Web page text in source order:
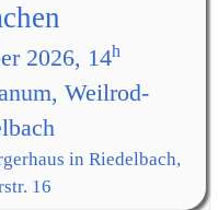
2026, 14h
Weilrod-
in Riedelbach,
16